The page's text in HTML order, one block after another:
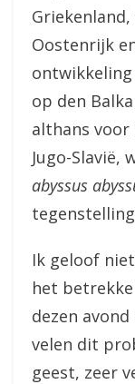
Oostenrijk
op den
althans
Jugo-Slavië,
abyssus
Ik geloof
het
dezen
velen dit
geest, zeer